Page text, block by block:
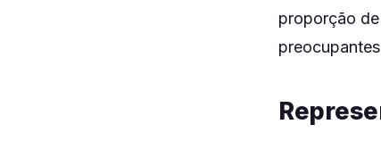
proporção